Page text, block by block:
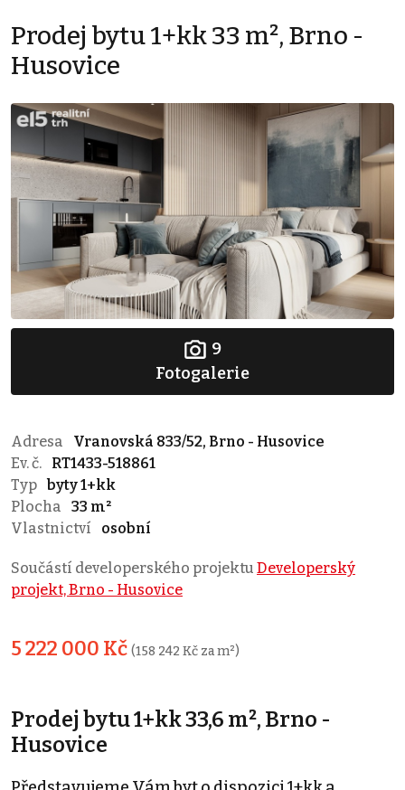
Prodej bytu 1+kk 33 m², Brno -
Husovice
9
Fotogalerie
Adresa
Vranovská 833/52, Brno - Husovice
Ev. č.
RT1433-518861
Typ byty 1+kk
Plocha
33 m²
Vlastnictví
osobní
Součástí developerského projektu Developerský
projekt, Brno - Husovice
5 222 000 Kč (158 242 Kč za m²)
Prodej bytu 1+kk 33,6 m², Brno -
Husovice